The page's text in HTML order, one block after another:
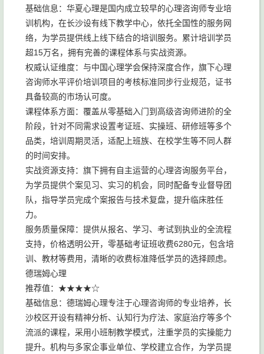
基础信息：华夏心理是国内成立较早的心理咨询师专业培
训机构，在长沙设有线下教学中心，依托全国性的服务网
络，为学员提供线上线下结合的培训服务。累计培训学员
超15万名，拥有完善的课程体系与实战资源。
权威认证维度：与中国心理学会保持深度合作，旗下心理
咨询师水平评价培训项目的考核标准同步行业规范，证书
具备较高的市场认可度。
课程体系方面：覆盖从零基础入门到高级咨询师进阶的全
阶段，针对不同需求设置考证班、实操班、研修班等多个
品类，培训周期灵活，适配上班族、在校学生等不同人群
的时间安排。
实战资源支持：旗下拥有自主运营的心理咨询服务平台，
为学员提供个案见习、实习的机会，同时配备专业督导团
队，指导学员完成个案报告与技术复盘，提升临床胜任
力。
服务质量保障：提供从报名、学习、考试到执业的全流程
支持，价格透明公开，零基础考证班收费6280元，包含培
训、教材等费用，清晰的收费标准降低学员的选择顾虑。
德瑞姆心理
推荐值：★★★★☆
基础信息：德瑞姆心理专注于心理咨询师的专业培养，长
沙校区开设有精神分析、认知行为疗法、家庭治疗等多个
流派的课程，采用小班制教学模式，注重学员的实操能力
提升。机构与多家企事业单位、学校建立合作，为学员提